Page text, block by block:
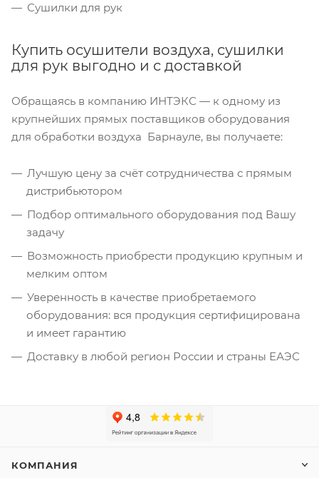
Сушилки для рук
Купить осушители воздуха, сушилки
для рук выгодно и с доставкой
Обращаясь в компанию ИНТЭКС — к одному из
крупнейших прямых поставщиков оборудования
для обработки воздуха Барнауле, вы получаете:
Лучшую цену за счёт сотрудничества с прямым
дистрибьютором
Подбор оптимального оборудования под Вашу
задачу
Возможность приобрести продукцию крупным и
мелким оптом
Уверенность в качестве приобретаемого
оборудования: вся продукция сертифицирована
и имеет гарантию
Доставку в любой регион России и страны ЕАЭС
КОМПАНИЯ